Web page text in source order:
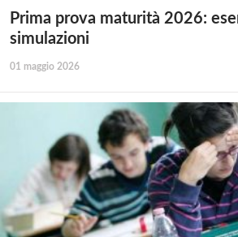
Prima prova maturità 2026:
simulazioni
01 maggio 2026